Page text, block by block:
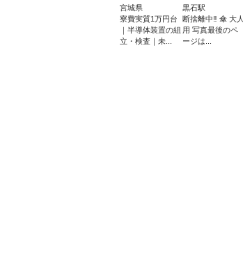
宮城県
寮費実質1万円台
｜半導体装置の組
立・検査｜未...
黒石駅
断捨離中‼️ 傘 大人
用 写真最後のペ
ージは...